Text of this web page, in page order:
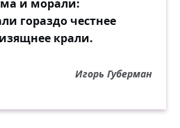
и морали:
гораздо честнее
крали.
Игорь Губерман